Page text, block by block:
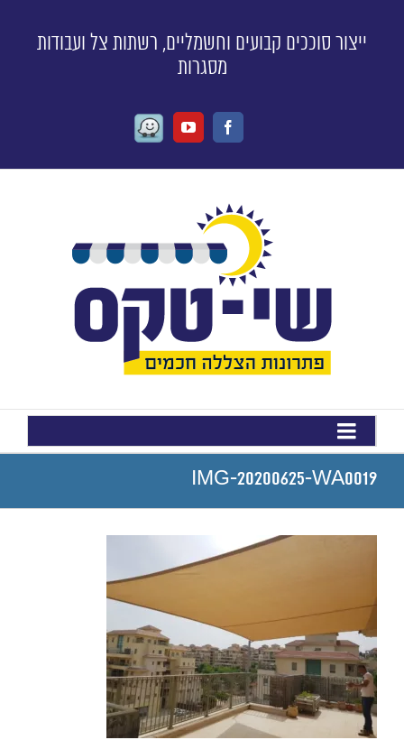
ייצור סוככים קבועים וחשמליים, רשתות צל ועבודות
מסגרות
Facebook
Youtube
Waze
IMG-20200625-WA0019